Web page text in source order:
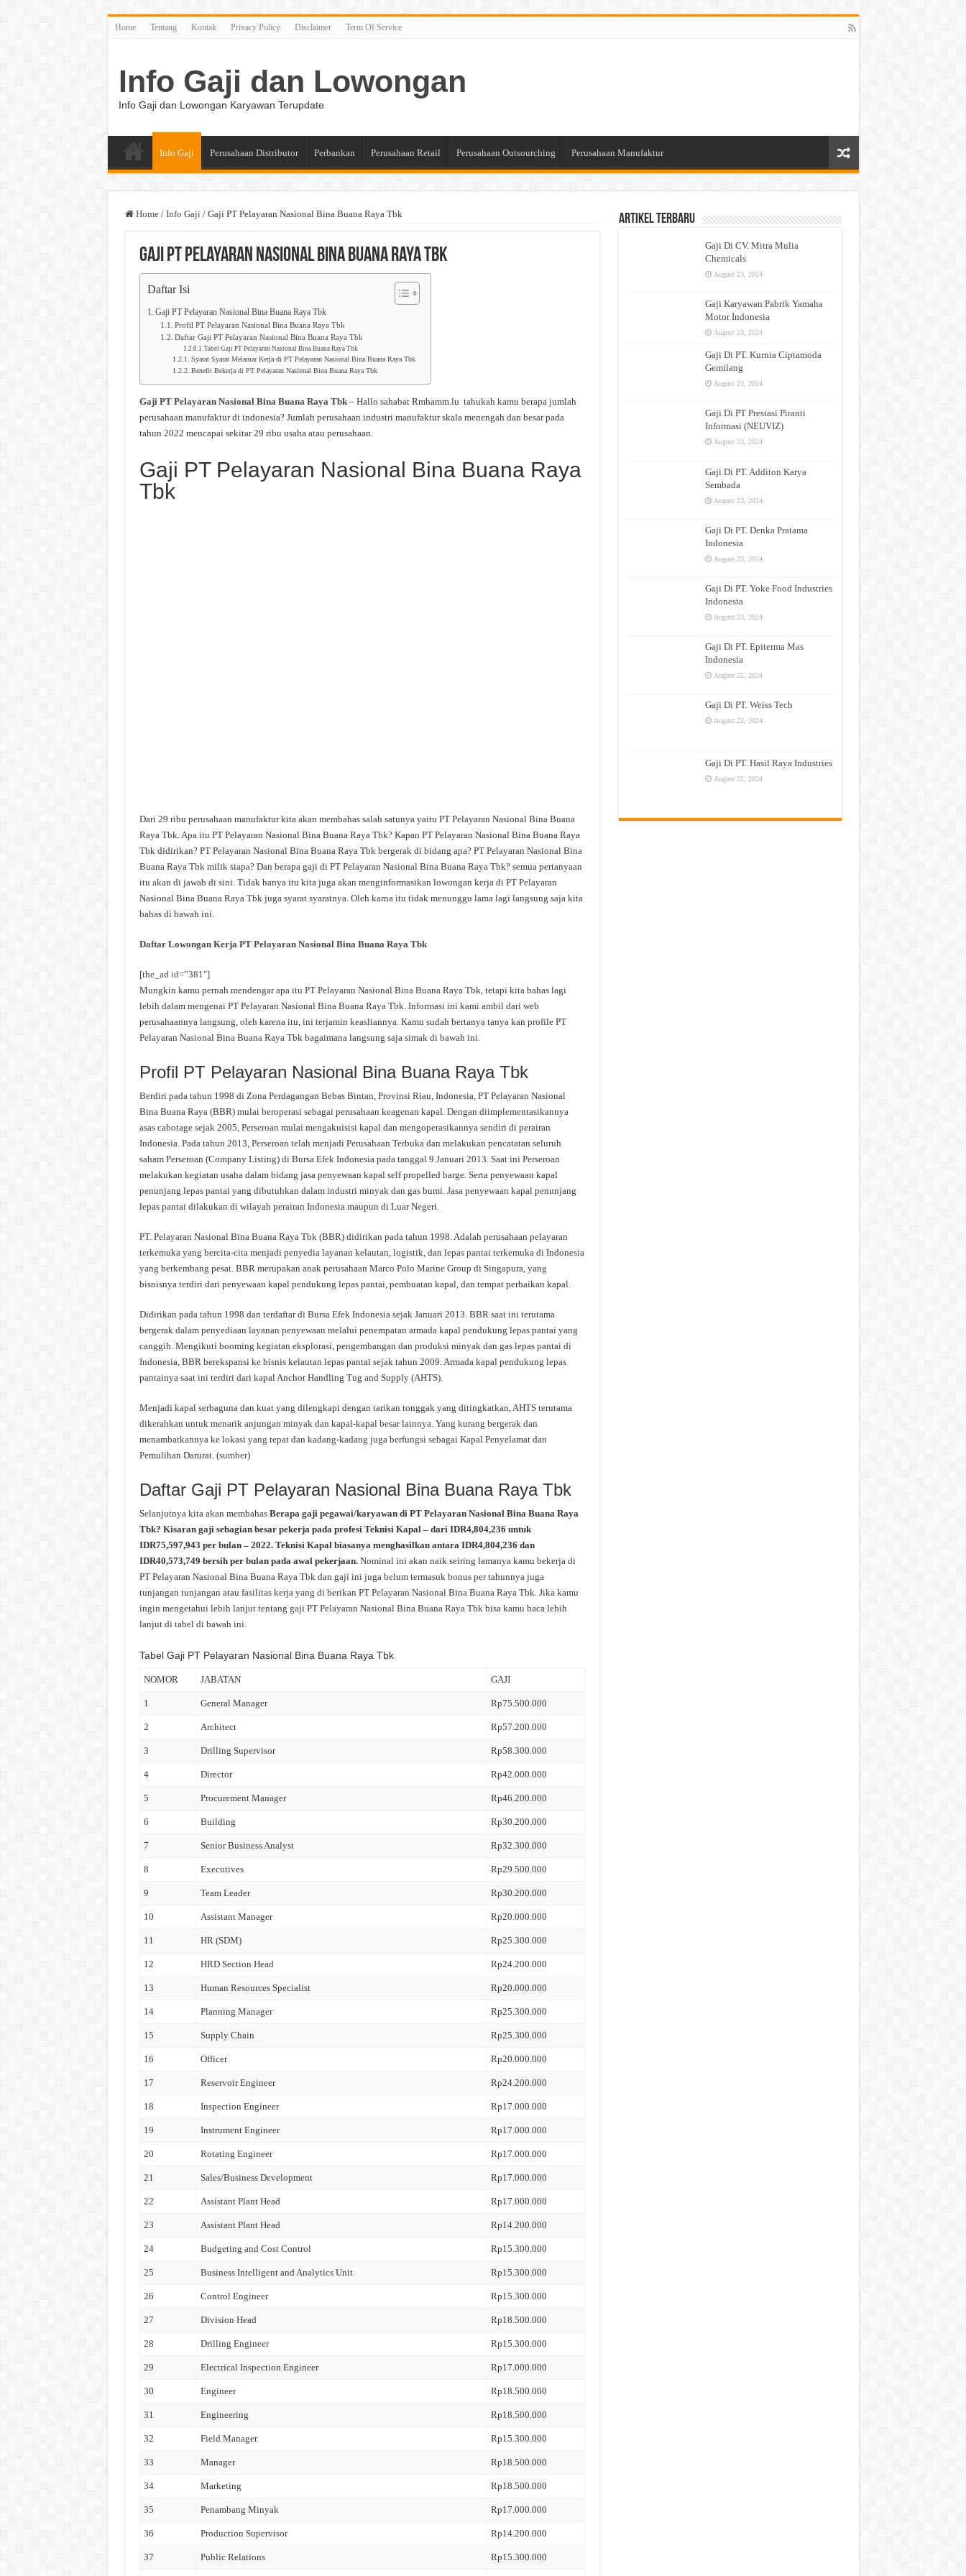
Home Tentang Kontak Privacy Policy Disclaimer Term Of Service
Info Gaji dan Lowongan
Info Gaji dan Lowongan Karyawan Terupdate
Info Gaji Perusahaan Distributor Perbankan Perusahaan Retail Perusahaan Outsourching Perusahaan Manufaktur
Home / Info Gaji / Gaji PT Pelayaran Nasional Bina Buana Raya Tbk
Gaji PT Pelayaran Nasional Bina Buana Raya Tbk
Daftar Isi
Gaji PT Pelayaran Nasional Bina Buana Raya Tbk
Profil PT Pelayaran Nasional Bina Buana Raya Tbk
Daftar Gaji PT Pelayaran Nasional Bina Buana Raya Tbk
Tabel Gaji PT Pelayaran Nasional Bina Buana Raya Tbk
Syarat Syarat Melamar Kerja di PT Pelayaran Nasional Bina Buana Raya Tbk
Benefit Bekerja di PT Pelayaran Nasional Bina Buana Raya Tbk
Gaji PT Pelayaran Nasional Bina Buana Raya Tbk– Hallo sahabat Rmhamm.lu tahukah kamu berapa jumlah
perusahaan manufaktur di indonesia? Jumlah perusahaan industri manufaktur skala menengah dan besar pada
tahun 2022 mencapai sekitar 29 ribu usaha atau perusahaan.
Gaji PT Pelayaran Nasional Bina Buana Raya
Tbk
Dari 29 ribu perusahaan manufaktur kita akan membahas salah satunya yaitu PT Pelayaran Nasional Bina Buana
Raya Tbk. Apa itu PT Pelayaran Nasional Bina Buana Raya Tbk? Kapan PT Pelayaran Nasional Bina Buana Raya
Tbk didirikan? PT Pelayaran Nasional Bina Buana Raya Tbk bergerak di bidang apa? PT Pelayaran Nasional Bina
Buana Raya Tbk milik siapa? Dan berapa gaji di PT Pelayaran Nasional Bina Buana Raya Tbk? semua pertanyaan
itu akan di jawab di sini. Tidak hanya itu kita juga akan menginformasikan lowongan kerja di PT Pelayaran
Nasional Bina Buana Raya Tbk juga syarat syaratnya. Oleh karna itu tidak menunggu lama lagi langsung saja kita
bahas di bawah ini.
Daftar Lowongan Kerja PT Pelayaran Nasional Bina Buana Raya Tbk
[the_ad id=”381″]
Mungkin kamu pernah mendengar apa itu PT Pelayaran Nasional Bina Buana Raya Tbk, tetapi kita bahas lagi
lebih dalam mengenai PT Pelayaran Nasional Bina Buana Raya Tbk. Informasi ini kami ambil dari web
perusahaannya langsung, oleh karena itu, ini terjamin keasliannya. Kamu sudah bertanya tanya kan profile PT
Pelayaran Nasional Bina Buana Raya Tbk bagaimana langsung saja simak di bawah ini.
Profil PT Pelayaran Nasional Bina Buana Raya Tbk
Berdiri pada tahun 1998 di Zona Perdagangan Bebas Bintan, Provinsi Riau, Indonesia, PT Pelayaran Nasional
Bina Buana Raya (BBR) mulai beroperasi sebagai perusahaan keagenan kapal. Dengan diimplementasikannya
asas cabotage sejak 2005, Perseroan mulai mengakuisisi kapal dan mengoperasikannya sendiri di perairan
Indonesia. Pada tahun 2013, Perseroan telah menjadi Perusahaan Terbuka dan melakukan pencatatan seluruh
saham Perseroan (Company Listing) di Bursa Efek Indonesia pada tanggal 9 Januari 2013. Saat ini Perseroan
melakukan kegiatan usaha dalam bidang jasa penyewaan kapal self propelled barge. Serta penyewaan kapal
penunjang lepas pantai yang dibutuhkan dalam industri minyak dan gas bumi. Jasa penyewaan kapal penunjang
lepas pantai dilakukan di wilayah perairan Indonesia maupun di Luar Negeri.
PT. Pelayaran Nasional Bina Buana Raya Tbk (BBR) didirikan pada tahun 1998. Adalah perusahaan pelayaran
terkemuka yang bercita-cita menjadi penyedia layanan kelautan, logistik, dan lepas pantai terkemuka di Indonesia
yang berkembang pesat. BBR merupakan anak perusahaan Marco Polo Marine Group di Singapura, yang
bisnisnya terdiri dari penyewaan kapal pendukung lepas pantai, pembuatan kapal, dan tempat perbaikan kapal.
Didirikan pada tahun 1998 dan terdaftar di Bursa Efek Indonesia sejak Januari 2013. BBR saat ini terutama
bergerak dalam penyediaan layanan penyewaan melalui penempatan armada kapal pendukung lepas pantai yang
canggih. Mengikuti booming kegiatan eksplorasi, pengembangan dan produksi minyak dan gas lepas pantai di
Indonesia, BBR berekspansi ke bisnis kelautan lepas pantai sejak tahun 2009. Armada kapal pendukung lepas
pantainya saat ini terdiri dari kapal Anchor Handling Tug and Supply (AHTS).
Menjadi kapal serbaguna dan kuat yang dilengkapi dengan tarikan tonggak yang ditingkatkan, AHTS terutama
dikerahkan untuk menarik anjungan minyak dan kapal-kapal besar lainnya. Yang kurang bergerak dan
menambatkannya ke lokasi yang tepat dan kadang-kadang juga berfungsi sebagai Kapal Penyelamat dan
Pemulihan Darurat. (sumber)
Daftar Gaji PT Pelayaran Nasional Bina Buana Raya Tbk
Selanjutnya kita akan membahas Berapa gaji pegawai/karyawan di PT Pelayaran Nasional Bina Buana Raya
Tbk? Kisaran gaji sebagian besar pekerja pada profesi Teknisi Kapal – dari IDR4,804,236 untuk
IDR75,597,943 per bulan – 2022. Teknisi Kapal biasanya menghasilkan antara IDR4,804,236 dan
IDR40,573,749 bersih per bulan pada awal pekerjaan. Nominal ini akan naik seiring lamanya kamu bekerja di
PT Pelayaran Nasional Bina Buana Raya Tbk dan gaji ini juga belum termasuk bonus per tahunnya juga
tunjangan tunjangan atau fasilitas kerja yang di berikan PT Pelayaran Nasional Bina Buana Raya Tbk. Jika kamu
ingin mengetahui lebih lanjut tentang gaji PT Pelayaran Nasional Bina Buana Raya Tbk bisa kamu baca lebih
lanjut di tabel di bawah ini.
Tabel Gaji PT Pelayaran Nasional Bina Buana Raya Tbk
NOMOR JABATAN GAJI
1 General Manager Rp75.500.000
2 Architect Rp57.200.000
3 Drilling Supervisor Rp58.300.000
4 Director Rp42.000.000
5 Procurement Manager Rp46.200.000
6 Building Rp30.200.000
7 Senior Business Analyst Rp32.300.000
8 Executives Rp29.500.000
9 Team Leader Rp30.200.000
10 Assistant Manager Rp20.000.000
11 HR (SDM) Rp25.300.000
12 HRD Section Head Rp24.200.000
13 Human Resources Specialist Rp20.000.000
14 Planning Manager Rp25.300.000
15 Supply Chain Rp25.300.000
16 Officer Rp20.000.000
17 Reservoir Engineer Rp24.200.000
18 Inspection Engineer Rp17.000.000
19 Instrument Engineer Rp17.000.000
20 Rotating Engineer Rp17.000.000
21 Sales/Business Development Rp17.000.000
22 Assistant Plant Head Rp17.000.000
23 Assistant Plant Head Rp14.200.000
24 Budgeting and Cost Control Rp15.300.000
25 Business Intelligent and Analytics Unit Rp15.300.000
26 Control Engineer Rp15.300.000
27 Division Head Rp18.500.000
28 Drilling Engineer Rp15.300.000
29 Electrical Inspection Engineer Rp17.000.000
30 Engineer Rp18.500.000
31 Engineering Rp18.500.000
32 Field Manager Rp15.300.000
33 Manager Rp18.500.000
34 Marketing Rp18.500.000
35 Penambang Minyak Rp17.000.000
36 Production Supervisor Rp14.200.000
37 Public Relations Rp15.300.000
Artikel Terbaru
Gaji Di CV. Mitra Mulia
Chemicals
August 23, 2024
Gaji Karyawan Pabrik Yamaha
Motor Indonesia
August 23, 2024
Gaji Di PT. Kurnia Ciptamoda
Gemilang
August 23, 2024
Gaji Di PT Prestasi Piranti
Informasi (NEUVIZ)
August 23, 2024
Gaji Di PT. Additon Karya
Sembada
August 23, 2024
Gaji Di PT. Denka Pratama
Indonesia
August 23, 2024
Gaji Di PT. Yoke Food Industries
Indonesia
August 23, 2024
Gaji Di PT. Epiterma Mas
Indonesia
August 22, 2024
Gaji Di PT. Weiss Tech
August 22, 2024
Gaji Di PT. Hasil Raya Industries
August 22, 2024